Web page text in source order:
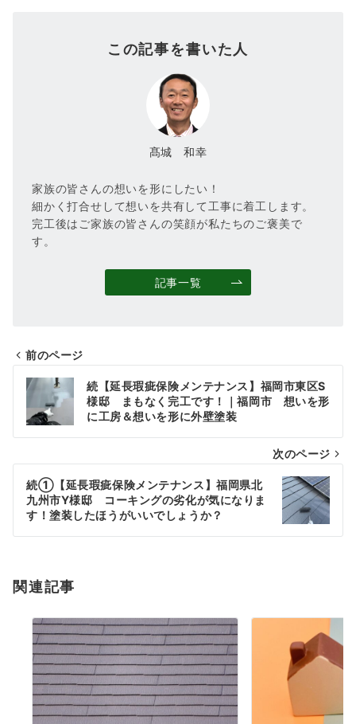
この記事を書いた人
髙城 和幸
家族の皆さんの想いを形にしたい！
細かく打合せして想いを共有して工事に着工します。
完工後はご家族の皆さんの笑顔が私たちのご褒美で
す。
記事一覧
投
稿
ナ
ビ
ゲ
ー
シ
ン
前のページ
続【延長瑕疵保険メンテナンス】福岡市東区S
様邸 まもなく完工です！｜福岡市 想いを形
に工房＆想いを形に外壁塗装
次のページ
続①【延長瑕疵保険メンテナンス】福岡県北
九州市Y様邸 コーキングの劣化が気になりま
す！塗装したほうがいいでしょうか？
関連記事